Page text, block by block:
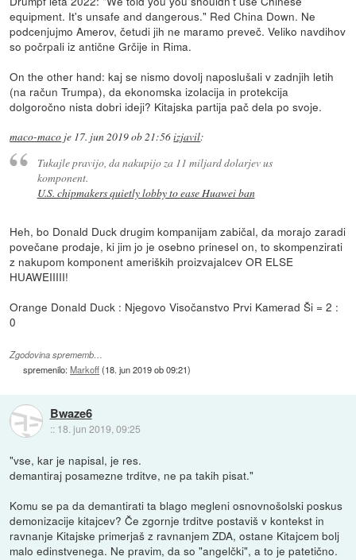
equipment. It's unsafe and dangerous." Red China Down. Ne
podcenjujmo Amerov, četudi jih ne maramo preveč. Veliko navdihov
so počrpali iz antične Grčije in Rima.
On the other hand: kaj se nismo dovolj naposlušali v zadnjih letih
(na račun Trumpa), da ekonomska izolacija in protekcija
dolgoročno nista dobri ideji? Kitajska partija pač dela po svoje.
maco-maco je 17. jun 2019 ob 21:56izjavil:
Tukajle pravijo, da nakupijo za 11 miljard dolarjev us
komponent.
U.S. chipmakers quietly lobby to ease Huawei ban
Heh, bo Donald Duck drugim kompanijam zabičal, da morajo zaradi
povečane prodaje, ki jim jo je osebno prinesel on, to skompenzirati
z nakupom komponent ameriških proizvajalcev OR ELSE
HUAWEIIIII!
Orange Donald Duck : Njegovo Visočanstvo Prvi Kamerad Ši = 2 :
0
Zgodovina sprememb…
spremenilo:Markoff(18. jun 2019 ob 09:21)
Bwaze6
:: 18. jun 2019, 09:25
"vse, kar je napisal, je res.
demantiraj posamezne trditve, ne pa takih pisat."
Komu se pa da demantirati ta blago megleni osnovnošolski poskus
demonizacije kitajcev? Če zgornje trditve postaviš v kontekst in
ravnanje Kitajske primerjaš z ravnanjem ZDA, ostane Kitajcem bolj
malo edinstvenega. Ne pravim, da so "angelčki", a to je patetično.